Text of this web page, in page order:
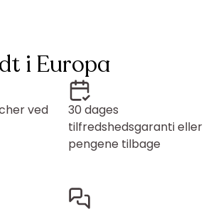
i Europa
ved
30 dages
tilfredshedsgaranti eller
pengene tilbage